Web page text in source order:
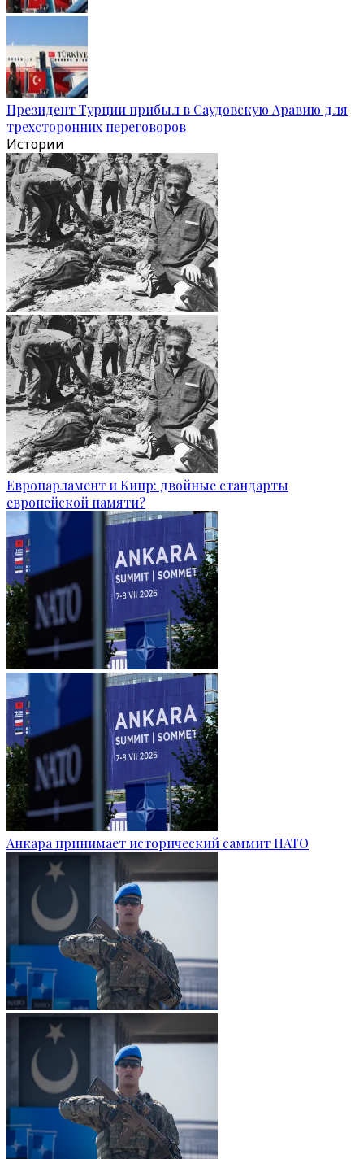
Президент Турции прибыл в Саудовскую Аравию для
трехсторонних переговоров
Истории
Европарламент и Кипр: двойные стандарты
европейской памяти?
Анкара принимает исторический саммит НАТО